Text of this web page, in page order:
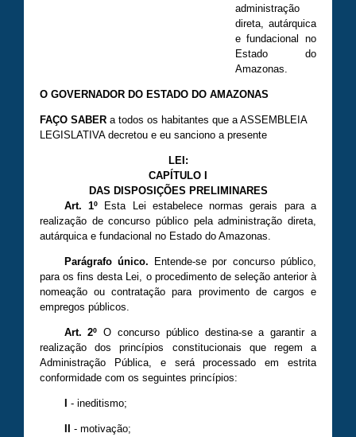
administração
direta, autárquica
e fundacional no
Estado do
Amazonas.
O GOVERNADOR DO ESTADO DO AMAZONAS
FAÇO SABER a todos os habitantes que a ASSEMBLEIA
LEGISLATIVA decretou e eu sanciono a presente
LEI:
CAPÍTULO I
DAS DISPOSIÇÕES PRELIMINARES
Art. 1º Esta Lei estabelece normas gerais para a
realização de concurso público pela administração direta,
autárquica e fundacional no Estado do Amazonas.
Parágrafo único. Entende-se por concurso público,
para os fins desta Lei, o procedimento de seleção anterior à
nomeação ou contratação para provimento de cargos e
empregos públicos.
Art. 2º O concurso público destina-se a garantir a
realização dos princípios constitucionais que regem a
Administração Pública, e será processado em estrita
conformidade com os seguintes princípios:
I - ineditismo;
II - motivação;